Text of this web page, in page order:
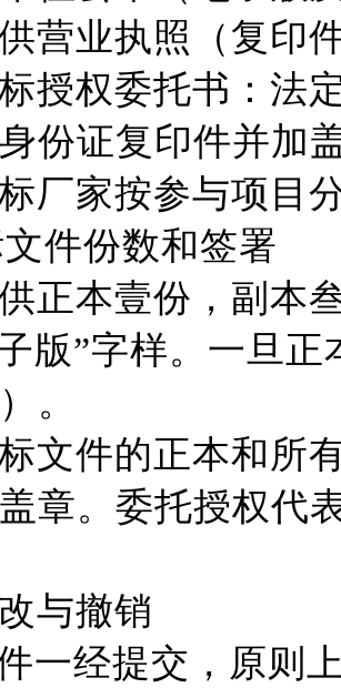
营业执照（复印
授权委托书：法
份证复印件并加
厂家按参与项目
件份数和签署
正本壹份，副本
版”字样。一旦正
） 。
文件的正本和所
章。委托授权代
与撤销
一经提交，原则